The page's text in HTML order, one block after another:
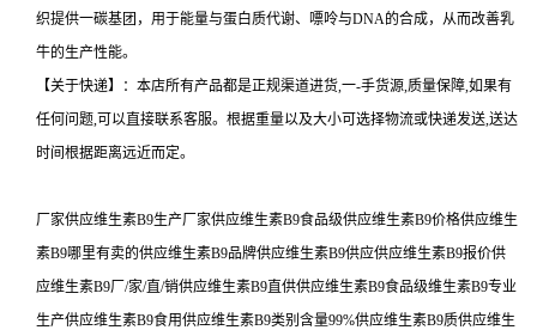
织提供一碳基团，用于能量与蛋白质代谢、嘌呤与DNA的合成，从而改善乳
牛的生产性能。
【关于快递】：本店所有产品都是正规渠道进货,一-手货源,质量保障,如果有
任何问题,可以直接联系客服。根据重量以及大小可选择物流或快递发送,送达
时间根据距离远近而定。
厂家供应维生素B9生产厂家供应维生素B9食品级供应维生素B9价格供应维生
素B9哪里有卖的供应维生素B9品牌供应维生素B9供应供应维生素B9报价供
应维生素B9厂/家/直/销供应维生素B9直供供应维生素B9食品级维生素B9专业
生产供应维生素B9食用供应维生素B9类别含量99%供应维生素B9质供应维生